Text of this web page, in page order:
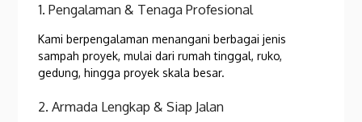
1. Pengalaman & Tenaga Profesional
Kami berpengalaman menangani berbagai jenis
sampah proyek, mulai dari rumah tinggal, ruko,
gedung, hingga proyek skala besar.
2. Armada Lengkap & Siap Jalan